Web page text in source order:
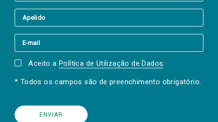
Aceito a Política de Utilização de Dados.
* Todos os campos são de preenchimento obrigatório.